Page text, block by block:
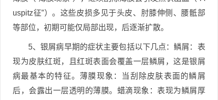
uspitz征”）。这些皮损多见于头皮、肘膝伸侧、腰骶部
等部位，初期可能仅局部出现，后逐渐扩散。
5、银屑病早期的症状主要包括以下几点：鳞屑：表
现为皮肤红斑，且红斑表面会覆盖一层鳞屑，这是银屑
病最基本的特征。薄膜现象：当刮除皮肤表面的鳞屑
后，会露出一层透明的薄膜。蜡滴现象：表现为鳞屑厚